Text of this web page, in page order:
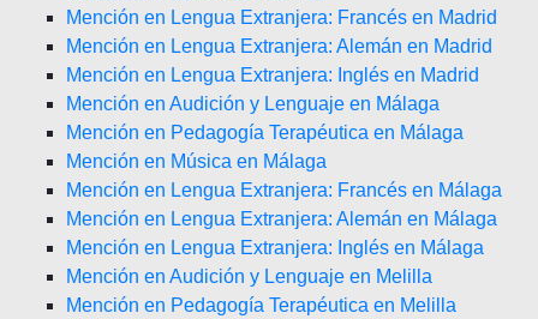
Mención en Lengua Extranjera: Francés en Madrid
Mención en Lengua Extranjera: Alemán en Madrid
Mención en Lengua Extranjera: Inglés en Madrid
Mención en Audición y Lenguaje en Málaga
Mención en Pedagogía Terapéutica en Málaga
Mención en Música en Málaga
Mención en Lengua Extranjera: Francés en Málaga
Mención en Lengua Extranjera: Alemán en Málaga
Mención en Lengua Extranjera: Inglés en Málaga
Mención en Audición y Lenguaje en Melilla
Mención en Pedagogía Terapéutica en Melilla